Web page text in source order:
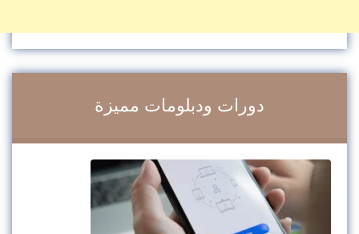
دورات ودبلومات مميزة